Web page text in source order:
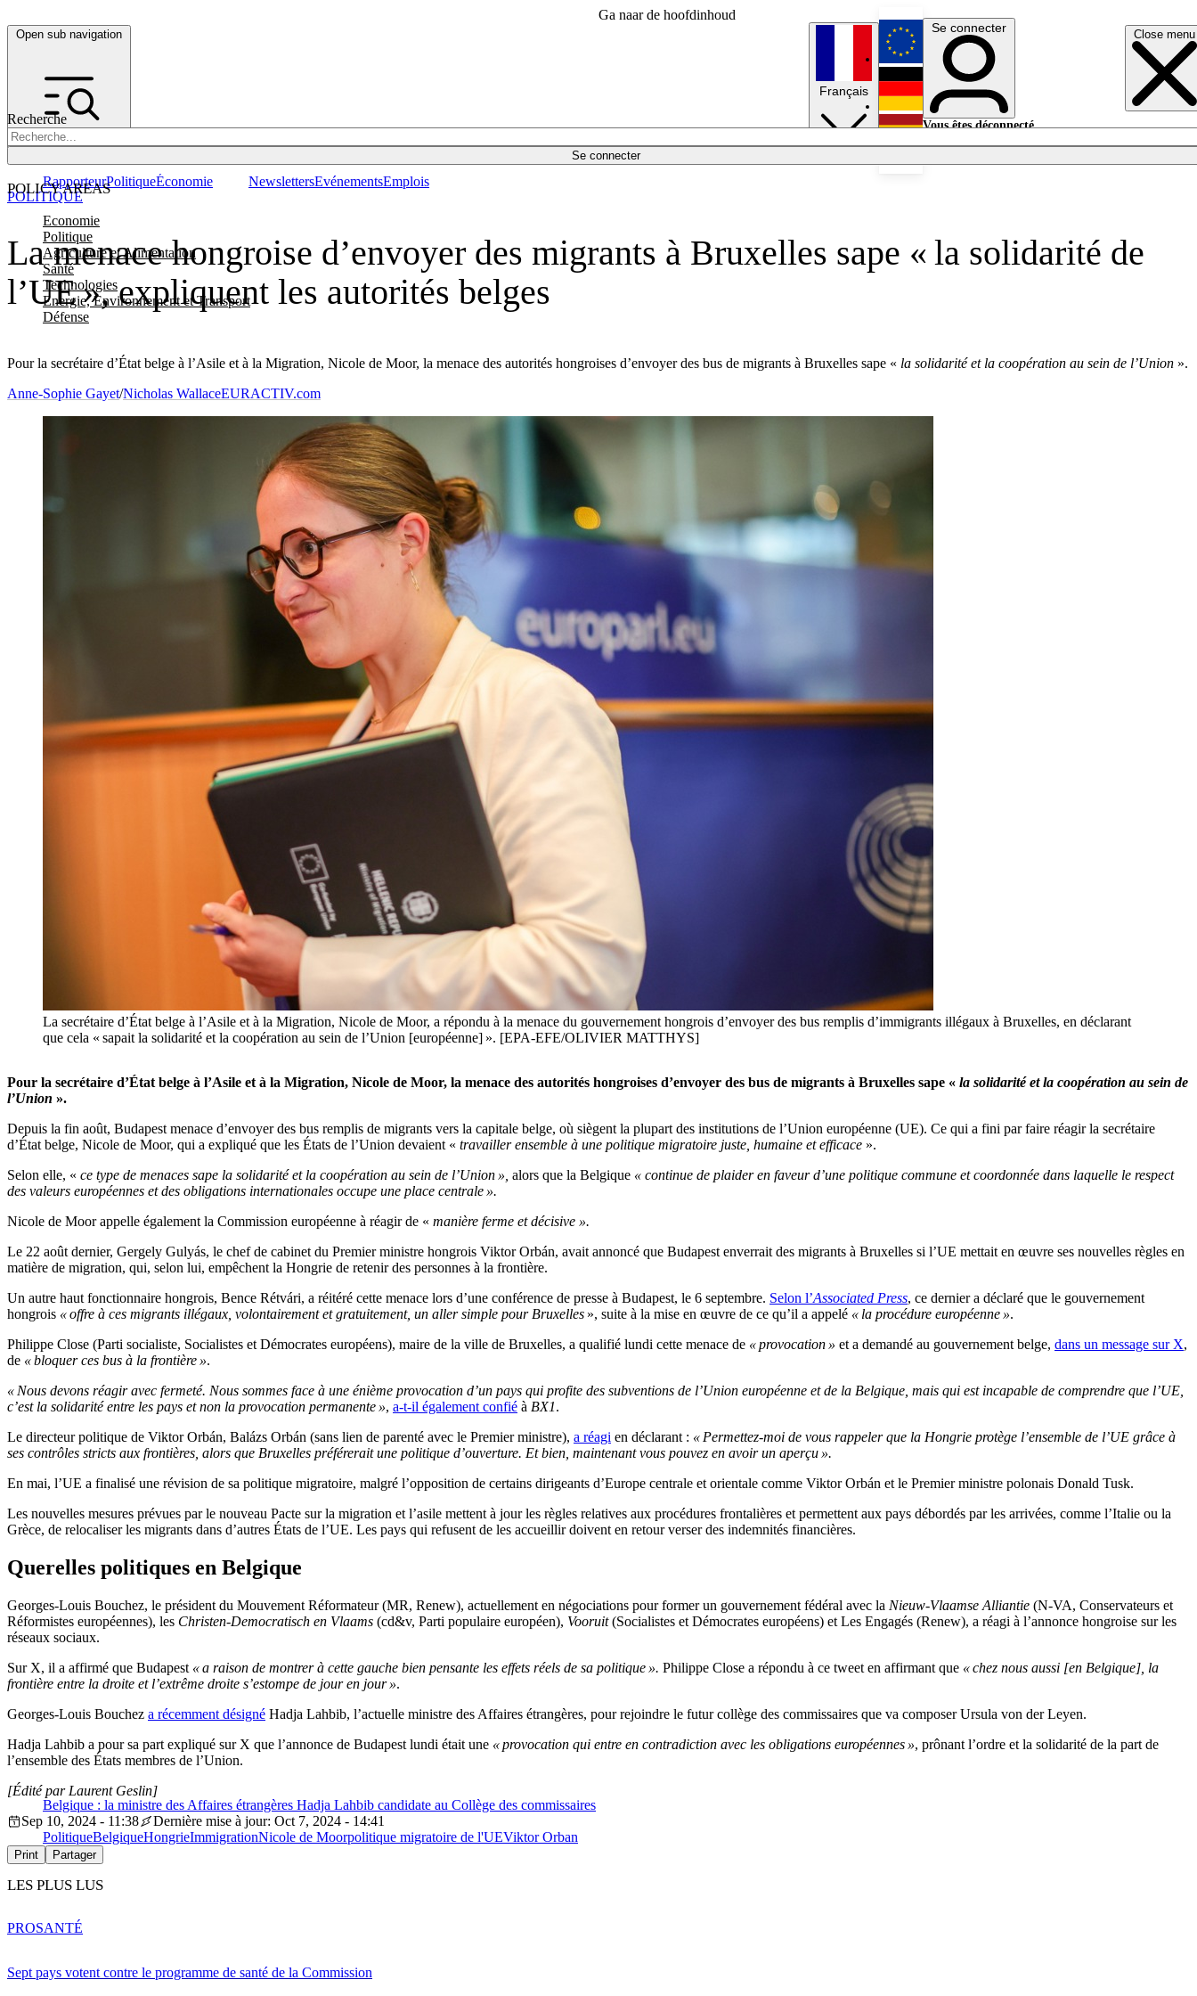
Ga naar de hoofdinhoud
Open sub navigation Close menu
Recherche
Se connecter
POLICY AREAS
Economie
Politique
Agriculture et Alimentation
Santé
Technologies
Energie, Environnement et Transport
Défense
RapporteurPolitiqueÉconomie NewslettersEvénementsEmplois
Français
English
Deutsch
Se connecter
Vous êtes déconnecté.
La menace hongroise d’envoyer des migrants à Bruxelles sape « la solidarité de
l’UE », expliquent les autorités belges
Pour la secrétaire d’État belge à l’Asile et à la Migration, Nicole de Moor, la menace des autorités hongroises d’envoyer des bus de migrants à Bruxelles sape « la solidarité et la coopération au sein de l’Union ».
POLITIQUE
Anne-Sophie Gayet/Nicholas WallaceEURACTIV.com
La secrétaire d’État belge à l’Asile et à la Migration, Nicole de Moor, a répondu à la menace du gouvernement hongrois d’envoyer des bus remplis d’immigrants illégaux à Bruxelles, en déclarant
que cela « sapait la solidarité et la coopération au sein de l’Union [européenne] ». [EPA-EFE/OLIVIER MATTHYS]
Pour la secrétaire d’État belge à l’Asile et à la Migration, Nicole de Moor, la menace des autorités hongroises d’envoyer des bus de migrants à Bruxelles sape « la solidarité et la coopération au sein de
l’Union ».
Depuis la fin août, Budapest menace d’envoyer des bus remplis de migrants vers la capitale belge, où siègent la plupart des institutions de l’Union européenne (UE). Ce qui a fini par faire réagir la secrétaire
d’État belge, Nicole de Moor, qui a expliqué que les États de l’Union devaient « travailler ensemble à une politique migratoire juste, humaine et efficace ».
Selon elle, « ce type de menaces sape la solidarité et la coopération au sein de l’Union », alors que la Belgique « continue de plaider en faveur d’une politique commune et coordonnée dans laquelle le respect
des valeurs européennes et des obligations internationales occupe une place centrale ».
Nicole de Moor appelle également la Commission européenne à réagir de « manière ferme et décisive ».
Le 22 août dernier, Gergely Gulyás, le chef de cabinet du Premier ministre hongrois Viktor Orbán, avait annoncé que Budapest enverrait des migrants à Bruxelles si l’UE mettait en œuvre ses nouvelles règles en
matière de migration, qui, selon lui, empêchent la Hongrie de retenir des personnes à la frontière.
Un autre haut fonctionnaire hongrois, Bence Rétvári, a réitéré cette menace lors d’une conférence de presse à Budapest, le 6 septembre. Selon l’Associated Press, ce dernier a déclaré que le gouvernement
hongrois « offre à ces migrants illégaux, volontairement et gratuitement, un aller simple pour Bruxelles », suite à la mise en œuvre de ce qu’il a appelé « la procédure européenne ».
Philippe Close (Parti socialiste, Socialistes et Démocrates européens), maire de la ville de Bruxelles, a qualifié lundi cette menace de « provocation » et a demandé au gouvernement belge, dans un message sur X,
de « bloquer ces bus à la frontière ».
« Nous devons réagir avec fermeté. Nous sommes face à une énième provocation d’un pays qui profite des subventions de l’Union européenne et de la Belgique, mais qui est incapable de comprendre que l’UE,
c’est la solidarité entre les pays et non la provocation permanente », a-t-il également confié à BX1.
Le directeur politique de Viktor Orbán, Balázs Orbán (sans lien de parenté avec le Premier ministre), a réagi en déclarant : « Permettez-moi de vous rappeler que la Hongrie protège l’ensemble de l’UE grâce à
ses contrôles stricts aux frontières, alors que Bruxelles préférerait une politique d’ouverture. Et bien, maintenant vous pouvez en avoir un aperçu ».
En mai, l’UE a finalisé une révision de sa politique migratoire, malgré l’opposition de certains dirigeants d’Europe centrale et orientale comme Viktor Orbán et le Premier ministre polonais Donald Tusk.
Les nouvelles mesures prévues par le nouveau Pacte sur la migration et l’asile mettent à jour les règles relatives aux procédures frontalières et permettent aux pays débordés par les arrivées, comme l’Italie ou la
Grèce, de relocaliser les migrants dans d’autres États de l’UE. Les pays qui refusent de les accueillir doivent en retour verser des indemnités financières.
Querelles politiques en Belgique
Georges-Louis Bouchez, le président du Mouvement Réformateur (MR, Renew), actuellement en négociations pour former un gouvernement fédéral avec la Nieuw-Vlaamse Alliantie (N-VA, Conservateurs et
Réformistes européennes), les Christen-Democratisch en Vlaams (cd&v, Parti populaire européen), Vooruit(Socialistes et Démocrates européens) et Les Engagés (Renew), a réagi à l’annonce hongroise sur les
réseaux sociaux.
Sur X, il a affirmé que Budapest « a raison de montrer à cette gauche bien pensante les effets réels de sa politique ». Philippe Close a répondu à ce tweet en affirmant que « chez nous aussi [en Belgique], la
frontière entre la droite et l’extrême droite s’estompe de jour en jour ».
Georges-Louis Bouchez a récemment désigné Hadja Lahbib, l’actuelle ministre des Affaires étrangères, pour rejoindre le futur collège des commissaires que va composer Ursula von der Leyen.
Hadja Lahbib a pour sa part expliqué sur X que l’annonce de Budapest lundi était une « provocation qui entre en contradiction avec les obligations européennes », prônant l’ordre et la solidarité de la part de
l’ensemble des États membres de l’Union.
Belgique : la ministre des Affaires étrangères Hadja Lahbib candidate au Collège des commissaires
[Édité par Laurent Geslin]
Sep 10, 2024 - 11:38
Dernière mise à jour: Oct 7, 2024 - 14:41
PolitiqueBelgiqueHongrieImmigrationNicole de Moorpolitique migratoire de l'UEViktor Orban
Print Partager
LES PLUS LUS
Sept pays votent contre le programme de santé de la Commission
PROSANTÉ